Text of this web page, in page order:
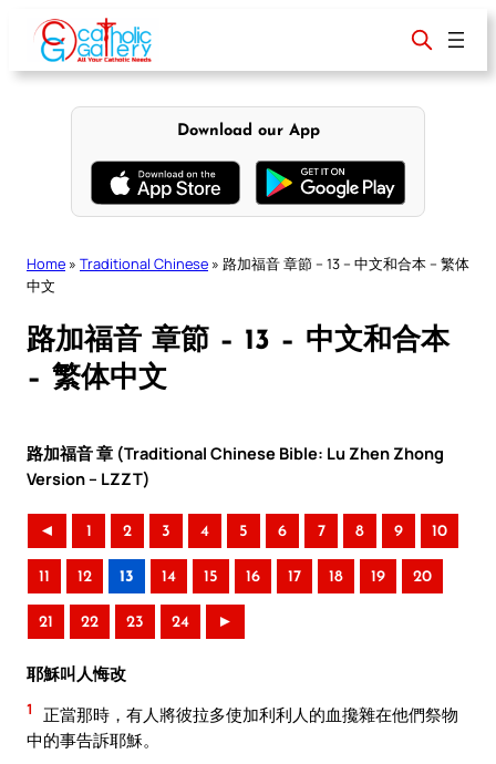
content
Download our App
Home » Traditional Chinese » 路加福音 章節 – 13 – 中文和合本 – 繁体
中文
路加福音 章節 – 13 – 中文和合本
– 繁体中文
路加福音 章 (Traditional Chinese Bible: Lu Zhen Zhong
Version – LZZT)
◄ 1 2 3 4 5 6 7 8 9 10
11 12 13 14 15 16 17 18 19 20
21 22 23 24 ►
耶穌叫人悔改
1
正當那時，有人將彼拉多使加利利人的血攙雜在他們祭物
中的事告訴耶穌。